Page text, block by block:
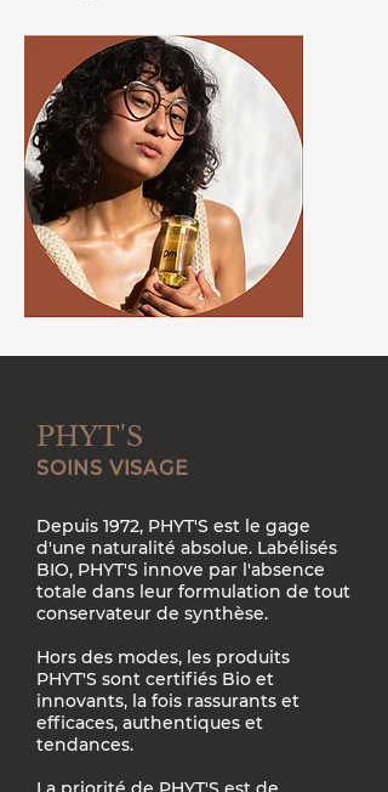
PHYT'S
SOINS VISAGE
Depuis 1972, PHYT'S est le gage
d'une naturalité absolue. Labélisés
BIO, PHYT'S innove par l'absence
totale dans leur formulation de tout
conservateur de synthèse.
Hors des modes, les produits
PHYT'S sont certifiés Bio et
innovants, la fois rassurants et
efficaces, authentiques et
tendances.